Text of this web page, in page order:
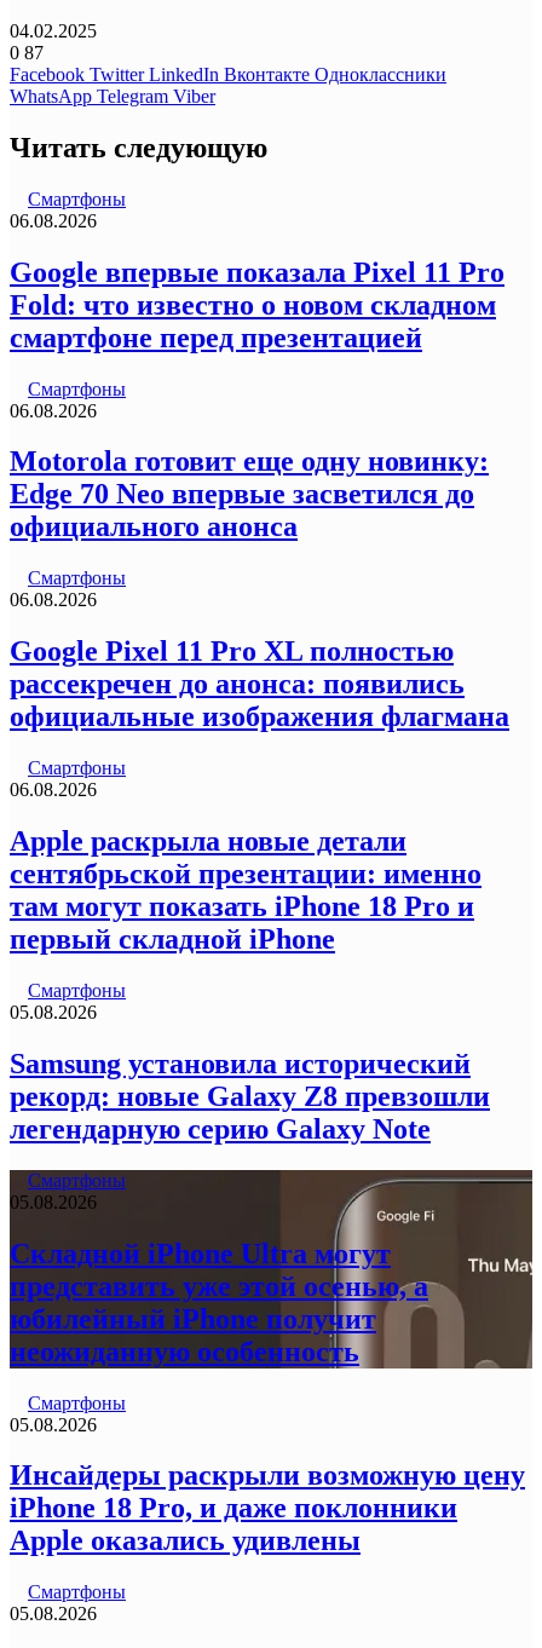
04.02.2025
0 87
Facebook Twitter LinkedIn Вконтакте Одноклассники
WhatsApp Telegram Viber
Читать следующую
Смартфоны
06.08.2026
Google впервые показала Pixel 11 Pro
Fold: что известно о новом складном
смартфоне перед презентацией
Смартфоны
06.08.2026
Motorola готовит еще одну новинку:
Edge 70 Neo впервые засветился до
официального анонса
Смартфоны
06.08.2026
Google Pixel 11 Pro XL полностью
рассекречен до анонса: появились
официальные изображения флагмана
Смартфоны
06.08.2026
Apple раскрыла новые детали
сентябрьской презентации: именно
там могут показать iPhone 18 Pro и
первый складной iPhone
Смартфоны
05.08.2026
Samsung установила исторический
рекорд: новые Galaxy Z8 превзошли
легендарную серию Galaxy Note
Смартфоны
05.08.2026
Складной iPhone Ultra могут
представить уже этой осенью, а
юбилейный iPhone получит
неожиданную особенность
Смартфоны
05.08.2026
Инсайдеры раскрыли возможную цену
iPhone 18 Pro, и даже поклонники
Apple оказались удивлены
Смартфоны
05.08.2026